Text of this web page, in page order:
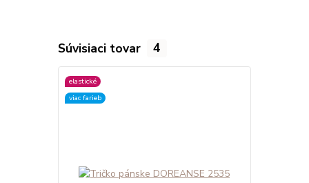
Súvisiaci tovar 4
elastické
viac farieb